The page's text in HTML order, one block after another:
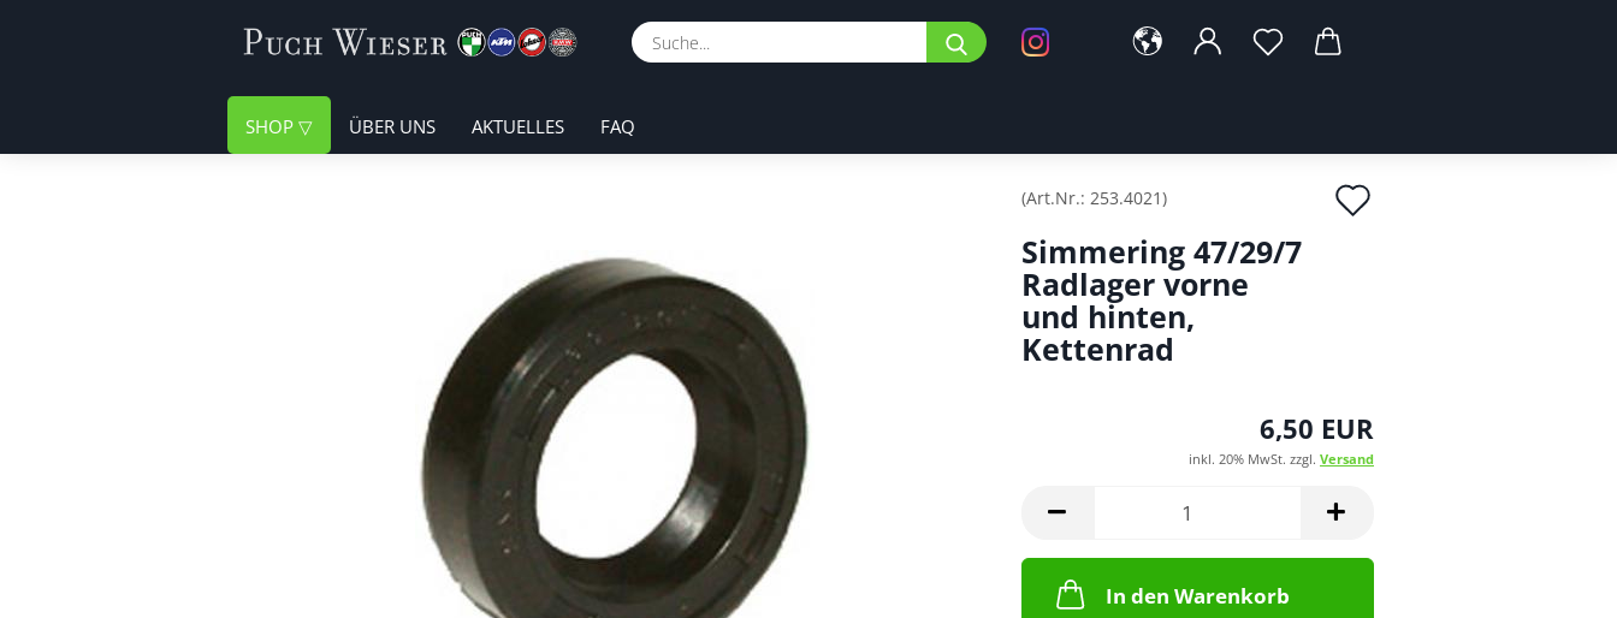
Suche...
SHOP ÜBER UNS AKTUELLES FAQ
(Art.Nr.: 253.4021)
Simmering 47/29/7
Radlager vorne
und hinten,
Kettenrad
6,50 EUR
inkl. 20% MwSt. zzgl. Versand
In den Warenkorb